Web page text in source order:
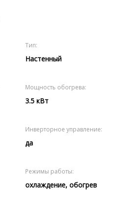
Тип:
Настенный
Мощность обогрева:
3.5 кВт
Инверторное управление:
да
Режимы работы:
охлаждение, обогрев